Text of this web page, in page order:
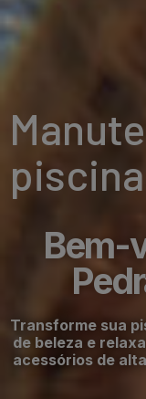
Bem-
Transforme sua
de beleza e
acessórios de